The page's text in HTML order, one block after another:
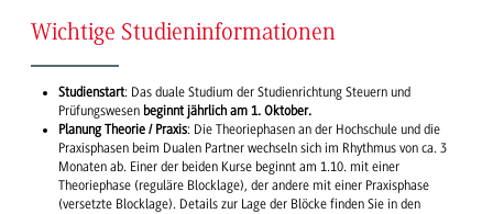
Wichtige Studieninformationen
Studienstart: Das duale Studium der Studienrichtung Steuern und
Prüfungswesen beginnt jährlich am 1. Oktober.
Planung Theorie / Praxis: Die Theoriephasen an der Hochschule und die
Praxisphasen beim Dualen Partner wechseln sich im Rhythmus von ca. 3
Monaten ab. Einer der beiden Kurse beginnt am 1.10. mit einer
Theoriephase (reguläre Blocklage), der andere mit einer Praxisphase
(versetzte Blocklage). Details zur Lage der Blöcke finden Sie in den